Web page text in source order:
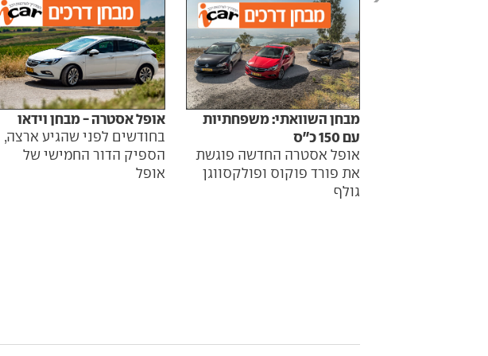
מבחן השוואתי: משפחתיות
עם 150 כ''ס
אופל אסטרה החדשה פוגשת
את פורד פוקוס ופולקסווגן
גולף
אופל אסטרה - מבחן וידאו
בחודשים לפני שהגיע ארצה,
הספיק הדור החמישי של
אופל